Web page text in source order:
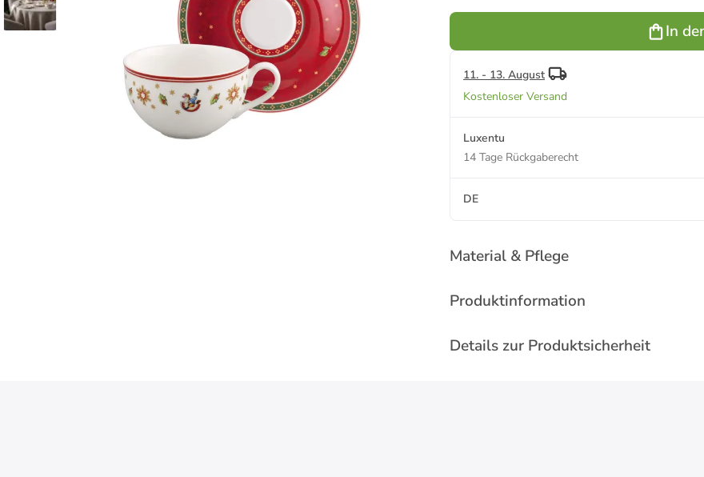
In
11. - 13. August
Kostenloser Versand
Luxentu
14 Tage Rückgaberecht
DE
Material & Pflege
Produktinformation
Details zur Produktsicherheit